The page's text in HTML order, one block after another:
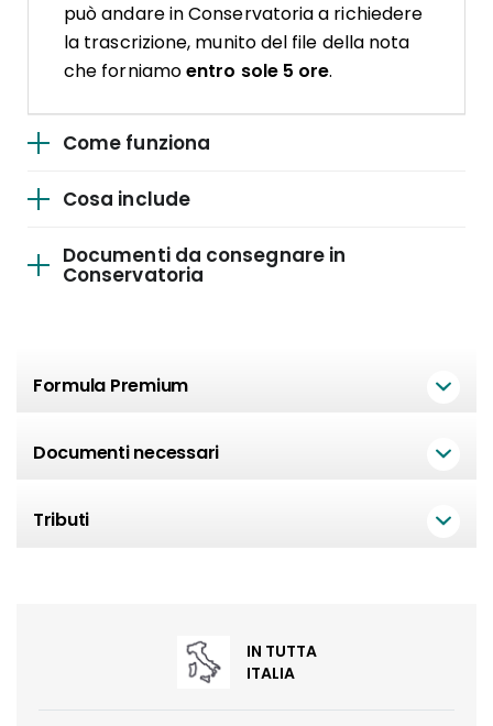
può andare in Conservatoria a richiedere
la trascrizione, munito del file della nota
che forniamoentro sole 5 ore.
Come funziona
Cosa include
Documenti da consegnare in
Conservatoria
Formula Premium
Documenti necessari
Tributi
IN TUTTA
ITALIA